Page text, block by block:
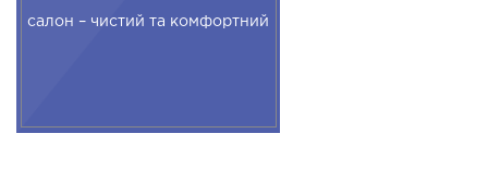
салон – чистий та комфортний